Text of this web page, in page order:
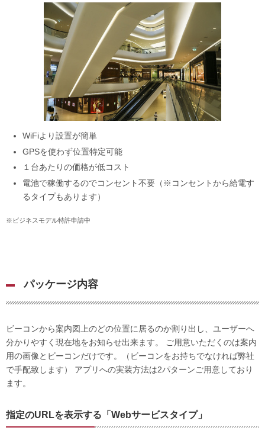
WiFiより設置が簡単
GPSを使わず位置特定可能
１台あたりの価格が低コスト
電池で稼働するのでコンセント不要（※コンセントから給電す
るタイプもあります）
※ビジネスモデル特許申請中
パッケージ内容
ビーコンから案内図上のどの位置に居るのか割り出し、ユーザーへ
分かりやすく現在地をお知らせ出来ます。 ご用意いただくのは案内
用の画像とビーコンだけです。（ビーコンをお持ちでなければ弊社
で手配致します） アプリへの実装方法は2パターンご用意しており
ます。
指定のURLを表示する「Webサービスタイプ」